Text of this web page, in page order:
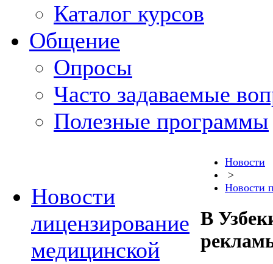
Каталог курсов
Общение
Опросы
Часто задаваемые
Полезные программы
Новости
лицензирование
медицинской
Новости
>
Новости
В